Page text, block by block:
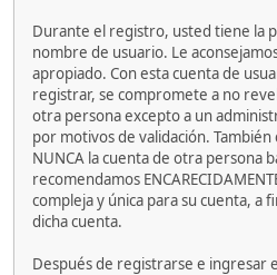
Durante el registro, usted tiene la
nombre de usuario. Le
apropiado. Con esta cuenta de
registrar, se compromete a no
otra persona excepto a un
por motivos de validación. También
NUNCA la cuenta de otra persona
recomendamos
compleja y única para su cuenta, a
dicha cuenta.
Después de registrarse e ingresar